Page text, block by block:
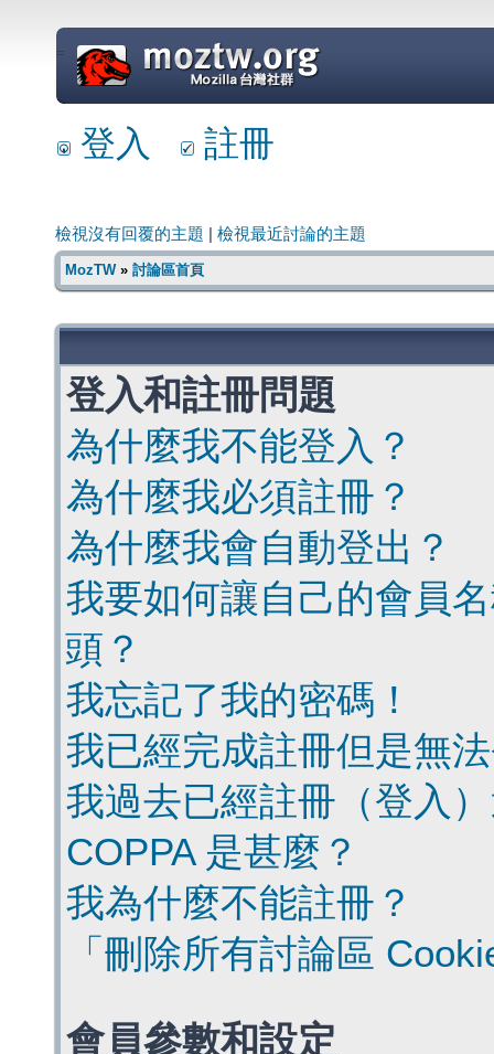
=
登入 註冊
檢視沒有回覆的主題 檢視最近討論的主題
MozTW» 討論區首頁
登入和註冊問題
為什麼我不能登入？
為什麼我必須註冊？
為什麼我會自動登出？
我要如何讓自己的會員
頭？
我忘記了我的密碼！
我已經完成註冊但是無
我過去已經註冊（登入
COPPA 是甚麼？
我為什麼不能註冊？
「刪除所有討論區
會員參數和設定